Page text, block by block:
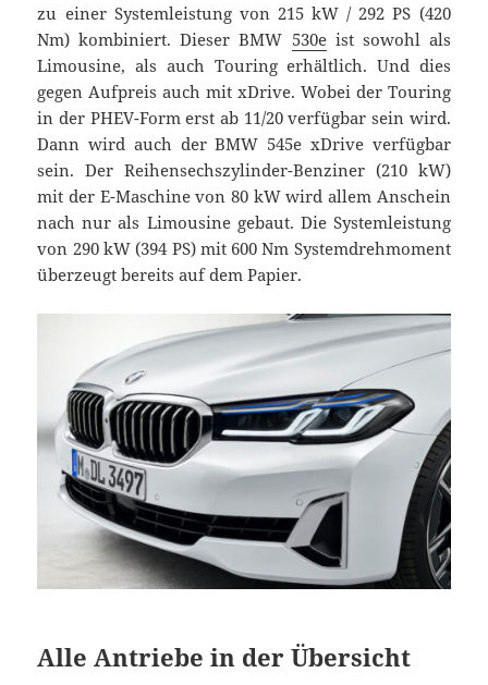
zu einer Systemleistung von 215 kW / 292 PS (420
Nm) kombiniert. Dieser BMW 530eist sowohl als
Limousine, als auch Touring erhältlich. Und dies
gegen Aufpreis auch mit xDrive. Wobei der Touring
in der PHEV-Form erst ab 11/20 verfügbar sein wird.
Dann wird auch der BMW 545e xDrive verfügbar
sein. Der Reihensechszylinder-Benziner (210 kW)
mit der E-Maschine von 80 kW wird allem Anschein
nach nur als Limousine gebaut. Die Systemleistung
von 290 kW (394 PS) mit 600 Nm Systemdrehmoment
überzeugt bereits auf dem Papier.
Alle Antriebe in der Übersicht